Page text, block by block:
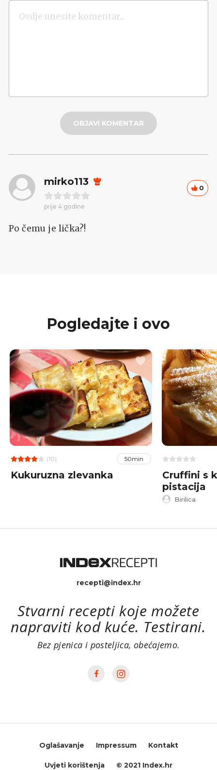
OBJAVI KOMENTAR
mirko113
prije 4 godine
0
Po čemu je lička?!
Pogledajte i ovo
(10) 50min
Kukuruzna zlevanka
Cruffini s
pistacija
Birilica
recepti@index.hr
Stvarni recepti koje možete
napraviti kod kuće. Testirani.
Bez pjenica i posteljica, obećajemo.
Oglašavanje Impressum Kontakt
Uvjeti korištenja © 2021 Index.hr